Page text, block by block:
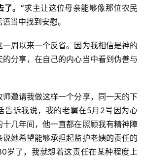
了。”求主让这位母亲能够像那位农民
当中找到安慰。
周以来一个反省。因为我相信是神的
分享，在自己的内心当中看到伪善与
邀请我做这样一个分享，同一天的下
告诉我说，我的老舅在5月2号因为心
几年间，他一直都在照顾我有精神障
她希望能够承担起监护老姨的责任的
岁了，我就想着这责任在某种程度上